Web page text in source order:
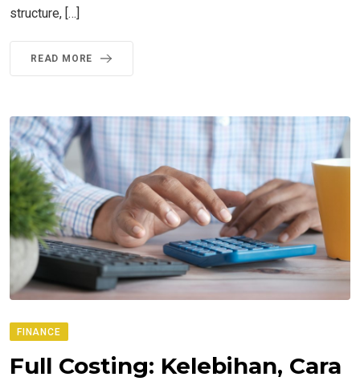
structure, […]
READ MORE
FINANCE
Full Costing: Kelebihan, Cara